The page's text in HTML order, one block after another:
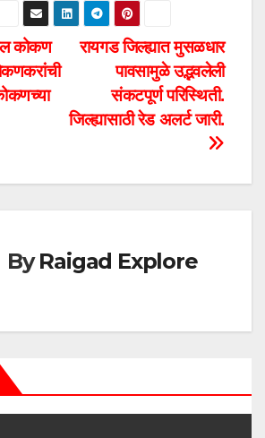
रायगड जिल्ह्यात मुसळधार
पावसामुळे उद्भवलेली
संकटपूर्ण परिस्थिती.
जिल्ह्यासाठी रेड अलर्ट जारी.
कोकण
ByRaigad Explore